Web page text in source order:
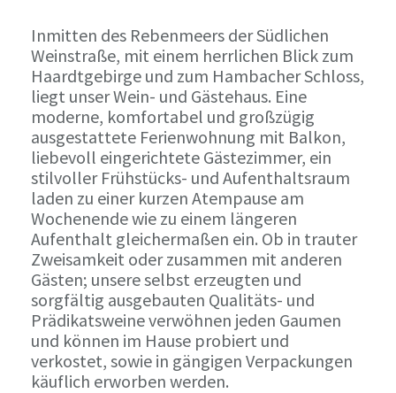
Inmitten des Rebenmeers der Südlichen
Weinstraße, mit einem herrlichen Blick zum
Haardtgebirge und zum Hambacher Schloss,
liegt unser Wein- und Gästehaus. Eine
moderne, komfortabel und großzügig
ausgestattete Ferienwohnung mit Balkon,
liebevoll eingerichtete Gästezimmer, ein
stilvoller Frühstücks- und Aufenthaltsraum
laden zu einer kurzen Atempause am
Wochenende wie zu einem längeren
Aufenthalt gleichermaßen ein. Ob in trauter
Zweisamkeit oder zusammen mit anderen
Gästen; unsere selbst erzeugten und
sorgfältig ausgebauten Qualitäts- und
Prädikatsweine verwöhnen jeden Gaumen
und können im Hause probiert und
verkostet, sowie in gängigen Verpackungen
käuflich erworben werden.